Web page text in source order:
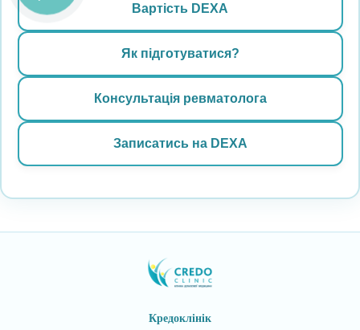
Вартість DEXA
Як підготуватися?
Консультація ревматолога
Записатись на DEXA
Кредоклінік